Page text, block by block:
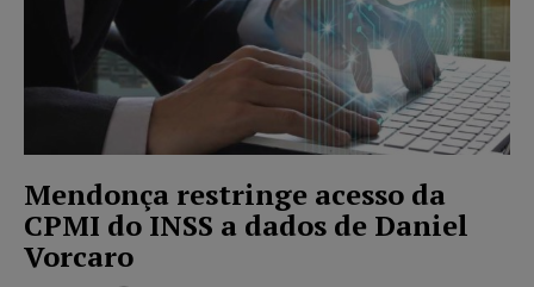
Mendonça restringe acesso da
CPMI do INSS a dados de Daniel
Vorcaro